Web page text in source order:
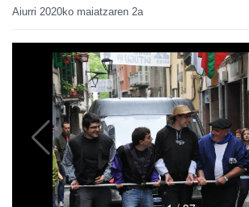
Aiurri 2020ko maiatzaren 2a